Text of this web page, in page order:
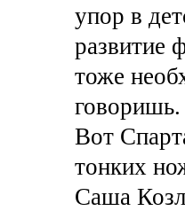
упор в
развитие
тоже
говоришь.
Вот
тонких
Саша